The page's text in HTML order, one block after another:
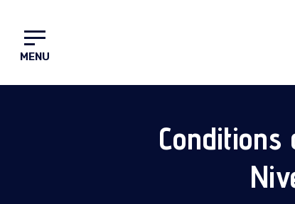
MENU
Conditions